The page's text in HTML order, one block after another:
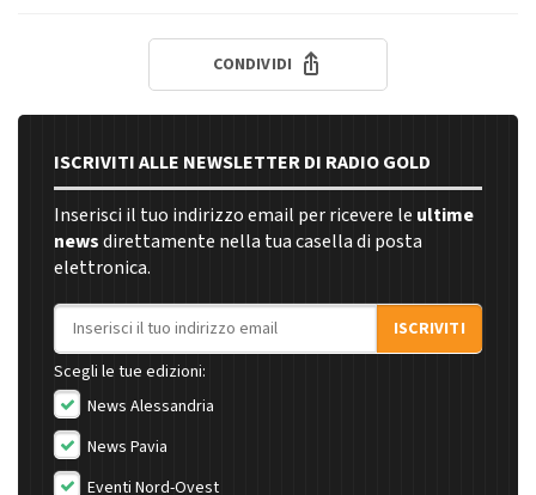
CONDIVIDI
ISCRIVITI ALLE NEWSLETTER DI RADIO GOLD
Inserisci il tuo indirizzo email per ricevere le ultime
newsdirettamente nella tua casella di posta
elettronica.
Indirizzo email
ISCRIVITI
Scegli le tue edizioni:
News Alessandria
News Pavia
Eventi Nord-Ovest